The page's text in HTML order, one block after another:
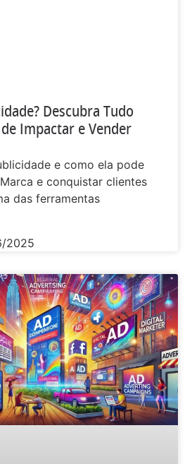
Descubra Tudo
Impactar e Vender
e como ela pode
e conquistar clientes
das ferramentas
2025